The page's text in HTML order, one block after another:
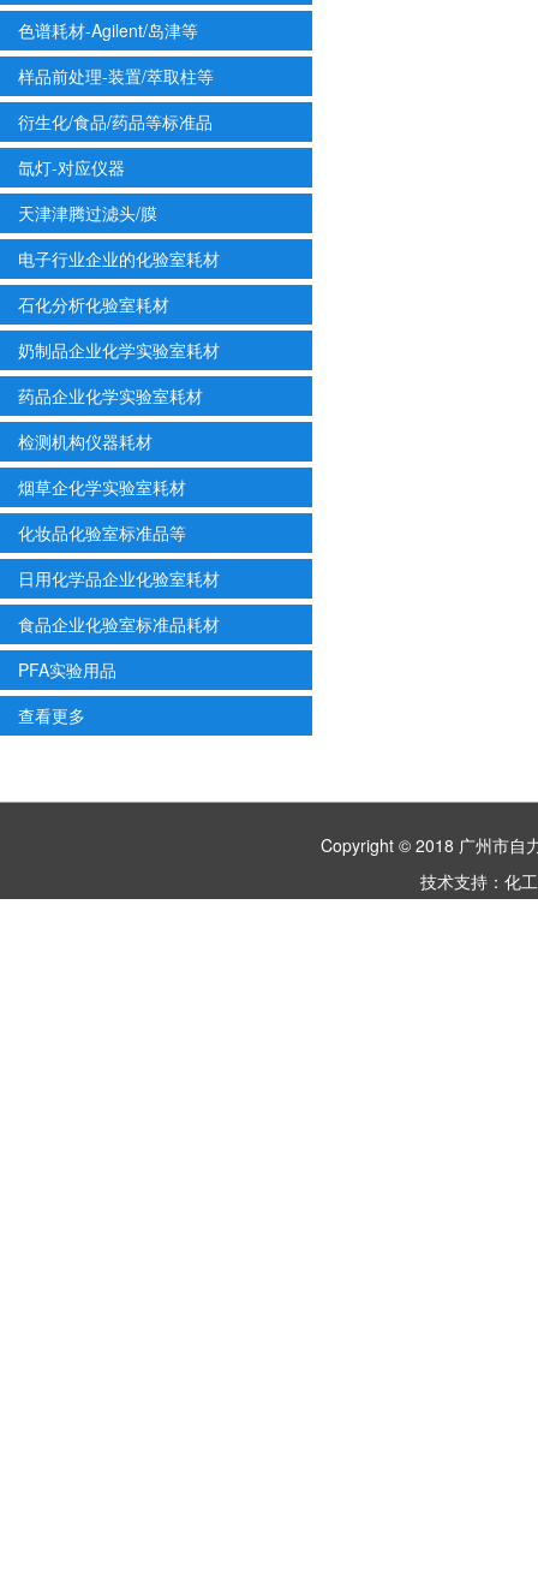
色谱耗材-Agilent/岛津等
样品前处理-装置/萃取柱等
衍生化/食品/药品等标准品
氙灯-对应仪器
天津津腾过滤头/膜
电子行业企业的化验室耗材
石化分析化验室耗材
奶制品企业化学实验室耗材
药品企业化学实验室耗材
检测机构仪器耗材
烟草企化学实验室耗材
化妆品化验室标准品等
日用化学品企业化验室耗材
食品企业化验室标准品耗材
PFA实验用品
查看更多
Copyright © 2018 广州市
技术支持： 化